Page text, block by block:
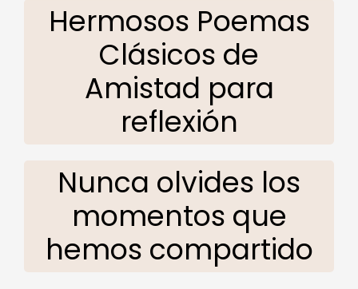
Hermosos Poemas
Clásicos de
Amistad para
reflexión
Nunca olvides los
momentos que
hemos compartido